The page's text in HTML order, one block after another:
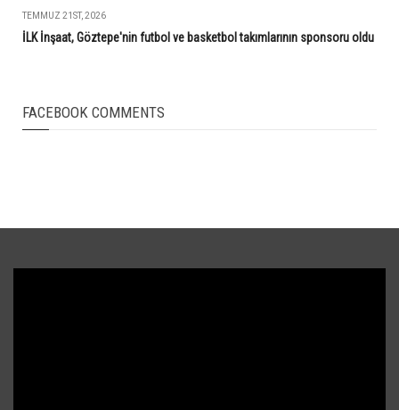
TEMMUZ 21ST, 2026
İLK İnşaat, Göztepe'nin futbol ve basketbol takımlarının sponsoru oldu
FACEBOOK COMMENTS